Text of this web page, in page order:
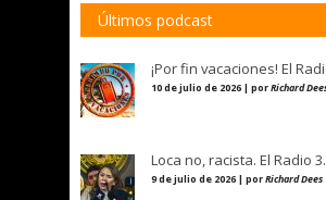
Últimos podcast
¡Por fin vacaciones! El
10 de julio de 2026 | porRichard
Loca no, racista. El Radio
9 de julio de 2026 | porRichard Dees